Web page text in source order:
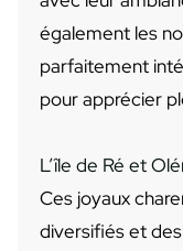
également les
parfaitement
pour apprécier
L’île de Ré et
Ces joyaux
diversifiés et